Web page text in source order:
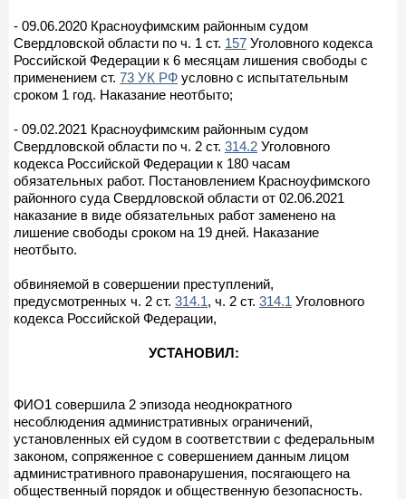
- 09.06.2020 Красноуфимским районным судом
Свердловской области по ч. 1 ст. 157 Уголовного кодекса
Российской Федерации к 6 месяцам лишения свободы с
применением ст. 73 УК РФ условно с испытательным
сроком 1 год. Наказание неотбыто;
- 09.02.2021 Красноуфимским районным судом
Свердловской области по ч. 2 ст. 314.2 Уголовного
кодекса Российской Федерации к 180 часам
обязательных работ. Постановлением Красноуфимского
районного суда Свердловской области от 02.06.2021
наказание в виде обязательных работ заменено на
лишение свободы сроком на 19 дней. Наказание
неотбыто.
обвиняемой в совершении преступлений,
предусмотренных ч. 2 ст. 314.1, ч. 2 ст. 314.1 Уголовного
кодекса Российской Федерации,
УСТАНОВИЛ:
ФИО1 совершила 2 эпизода неоднократного
несоблюдения административных ограничений,
установленных ей судом в соответствии с федеральным
законом, сопряженное с совершением данным лицом
административного правонарушения, посягающего на
общественный порядок и общественную безопасность.